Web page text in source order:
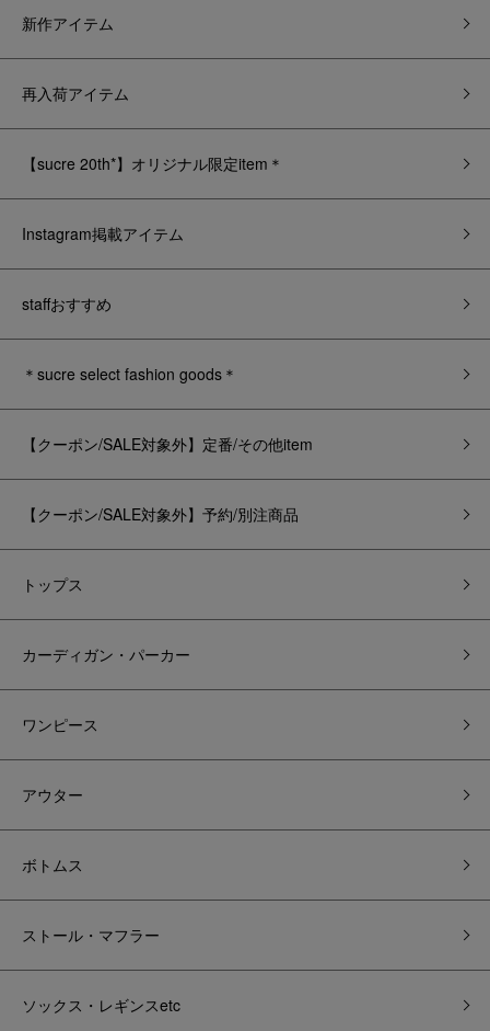
新作アイテム
再入荷アイテム
【sucre 20th*】オリジナル限定item＊
Instagram掲載アイテム
staffおすすめ
＊sucre select fashion goods＊
【クーポン/SALE対象外】定番/その他item
【クーポン/SALE対象外】予約/別注商品
トップス
カーディガン・パーカー
ワンピース
アウター
ボトムス
ストール・マフラー
ソックス・レギンスetc